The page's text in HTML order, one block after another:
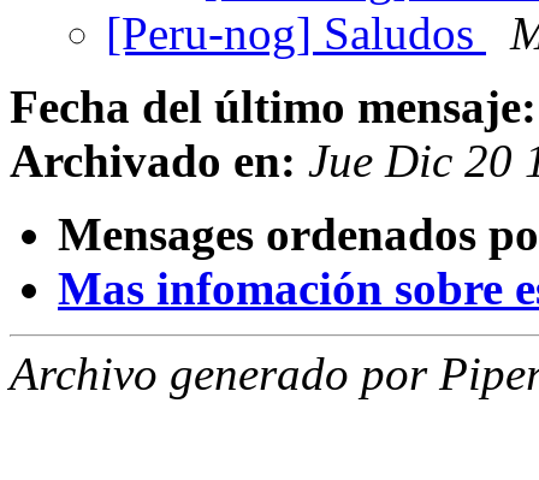
[Peru-nog] Saludos
Fecha del último mensaje:
Archivado en: Jue Dic 20
Mensages ordenados
Mas infomación sobre
Archivo generado por